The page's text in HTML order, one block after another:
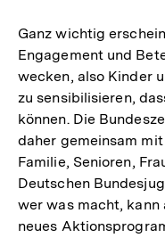
Ganz wichtig
Engagement und
wecken, also Kinder
zu sensibilisieren,
können. Die
daher gemeinsam
Familie, Senioren,
Deutschen
wer was macht, kann
neues